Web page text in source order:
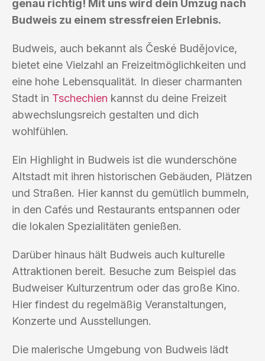
genau richtig! Mit uns wird dein Umzug nach
Budweis zu einem stressfreien Erlebnis.
Budweis, auch bekannt als České Budějovice,
bietet eine Vielzahl an Freizeitmöglichkeiten und
eine hohe Lebensqualität. In dieser charmanten
Stadt in Tschechien kannst du deine Freizeit
abwechslungsreich gestalten und dich
wohlfühlen.
Ein Highlight in Budweis ist die wunderschöne
Altstadt mit ihren historischen Gebäuden, Plätzen
und Straßen. Hier kannst du gemütlich bummeln,
in den Cafés und Restaurants entspannen oder
die lokalen Spezialitäten genießen.
Darüber hinaus hält Budweis auch kulturelle
Attraktionen bereit. Besuche zum Beispiel das
Budweiser Kulturzentrum oder das große Kino.
Hier findest du regelmäßig Veranstaltungen,
Konzerte und Ausstellungen.
Die malerische Umgebung von Budweis lädt